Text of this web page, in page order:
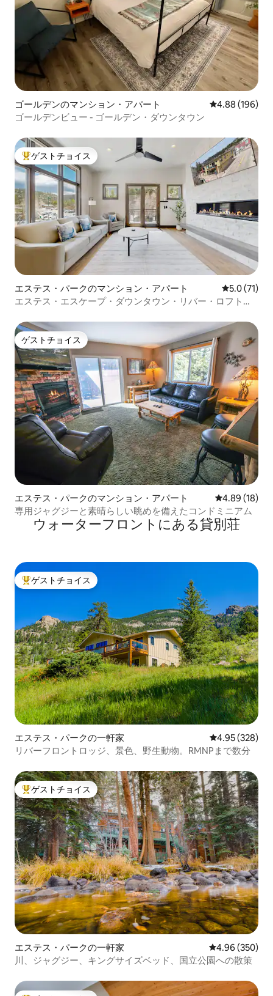
ゴールデンのマンション・アパート レビュー196
4.88 (196)
ゴールデンビュー - ゴールデン・ダウンタウン
大好評のゲストチョイスです。
ゲストチョイス
エステス・パークのマンション・アパート レビュー71
5.0 (71)
エステス・エスケープ・ダウンタウン・リバー・ロフト！
ゲストチョイス
ゲストチョイス
エステス・パークのマンション・アパート レビュー18
4.89 (18)
専用ジャグジーと素晴らしい眺めを備えたコンドミニアム
ウォーターフロントにある貸別荘
大好評のゲストチョイスです。
ゲストチョイス
エステス・パークの一軒家 レビュー328
4.95 (328)
リバーフロントロッジ、景色、野生動物。RMNPまで数分
大好評のゲストチョイスです。
ゲストチョイス
エステス・パークの一軒家 レビュー350
4.96 (350)
川、ジャグジー、キングサイズベッド、国立公園への散策